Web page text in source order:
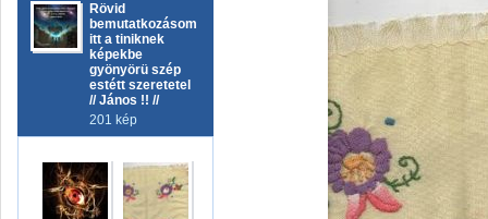
Rövid
bemutatkozásom
itt a tiniknek
képekbe
gyönyörü szép
estétt szeretetel
// János !! //
201 kép